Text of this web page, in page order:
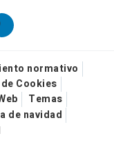
normativo
Cookies
Temas
de navidad